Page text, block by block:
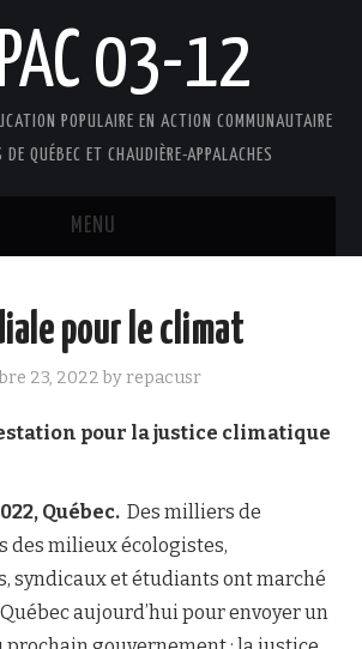
03-12
POPULAIRE EN ACTION COMMUNAUTAIRE
DE QUÉBEC ET CHAUDIÈRE-APPALACHES
MENU
pour le climat
23, 2022 byrepacusr
pour la justice climatique
Québec. Des milliers de
des milieux écologistes,
syndicaux et étudiants ont marché
aujourd’hui pour envoyer un